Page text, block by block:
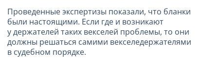
Проведенные экспертизы показали, что бланки
были настоящими. Если где и возникают
у держателей таких векселей проблемы, то они
должны решаться самими векселедержателями
в судебном порядке.